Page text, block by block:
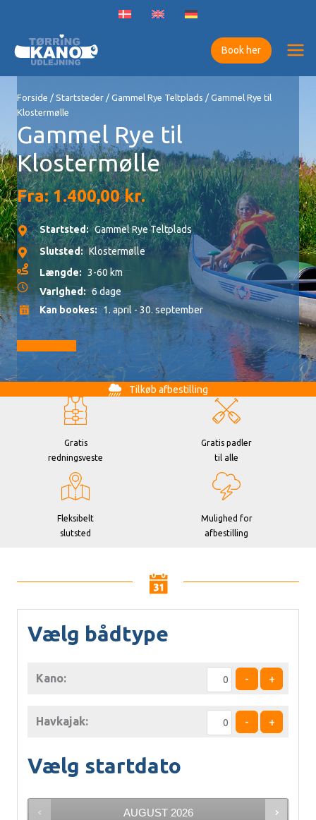
indholdet
Book her
Forside / Startsteder / Gammel Rye Teltplads / Gammel Rye til
Klostermølle
Gammel Rye til
Klostermølle
Fra:1.400,00kr.
Startsted: Gammel Rye Teltplads
Slutsted: Klostermølle
Længde: 3-60 km
Varighed: 6 dage
Kan bookes: 1. april - 30. september
Tilkøb afbestilling
Gratis
redningsveste
Gratis padler
til alle
Fleksibelt
slutsted
Mulighed for
afbestilling
Vælg bådtype
Kano: - +
Havkajak: - +
Vælg startdato
AUGUST 2026